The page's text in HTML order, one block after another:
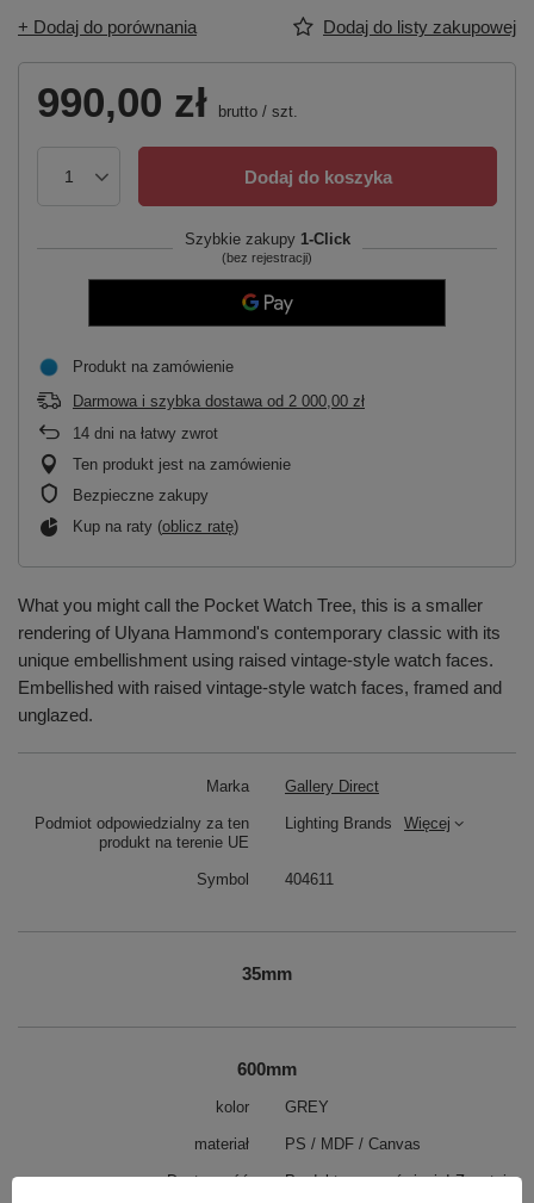
+ Dodaj do porównania Dodaj do listy zakupowej
990,00 zł brutto / szt.
Dodaj do koszyka
Szybkie zakupy 1-Click
(bez rejestracji)
Produkt na zamówienie
Darmowa i szybka dostawa od 2 000,00 zł
14 dni na łatwy zwrot
Ten produkt jest na zamówienie
Bezpieczne zakupy
Kup na raty (oblicz ratę)
What you might call the Pocket Watch Tree, this is a smaller
rendering of Ulyana Hammond's contemporary classic with its
unique embellishment using raised vintage-style watch faces.
Embellished with raised vintage-style watch faces, framed and
unglazed.
Marka Gallery Direct
Podmiot odpowiedzialny za ten
produkt na terenie UE
Lighting Brands Więcej
Symbol 404611
35mm
600mm
kolor GREY
materiał PS / MDF / Canvas
Dostępność
Produkt na zamówienie! Zapytaj